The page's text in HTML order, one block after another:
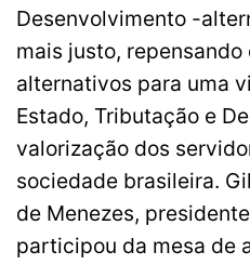
Desenvolvimento -
mais justo, repensando
alternativos para uma
Estado, Tributação e
valorização dos
sociedade brasileira.
de Menezes,
participou da mesa de